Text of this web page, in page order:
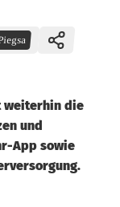
weiterhin die
und
App sowie